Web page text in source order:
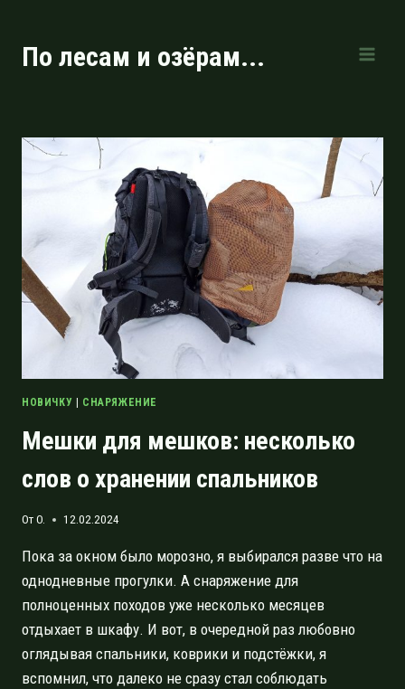
содержимому
По лесам и озёрам...
НОВИЧКУ | СНАРЯЖЕНИЕ
Мешки для мешков: несколько
слов о хранении спальников
ОтO. 12.02.2024
Пока за окном было морозно, я выбирался разве что на
однодневные прогулки. А снаряжение для
полноценных походов уже несколько месяцев
отдыхает в шкафу. И вот, в очередной раз любовно
оглядывая спальники, коврики и подстёжки, я
вспомнил, что далеко не сразу стал соблюдать